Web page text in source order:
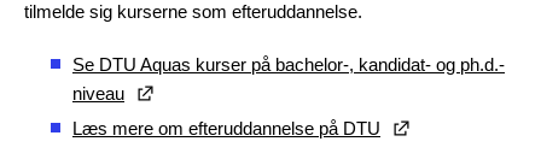
tilmelde sig kurserne som efteruddannelse.
Se DTU Aquas kurser på bachelor-, kandidat- og ph.d.-
niveau
Læs mere om efteruddannelse på DTU